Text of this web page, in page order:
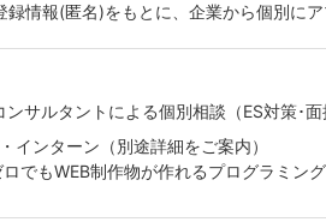
録情報(匿名)をもとに、企業から個別にア
ンサルタントによる個別相談（ES対策･面
インターン（別途詳細をご案内）
ロでもWEB制作物が作れるプログラミン